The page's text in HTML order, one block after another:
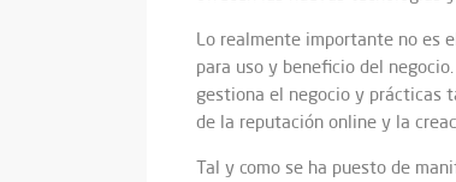
Lo realmente importante no es
para uso y beneficio del
gestiona el negocio y prácticas
de la reputación online y la
Tal y como se ha puesto de